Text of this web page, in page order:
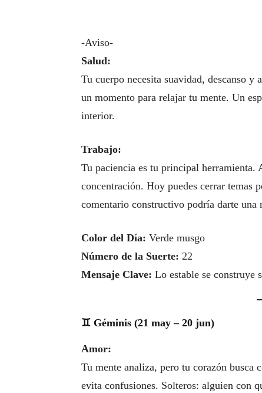
-Aviso-
Salud:
Tu cuerpo necesita suavidad, descanso
un momento para relajar tu mente. Un
interior.
Trabajo:
Tu paciencia es tu principal herramienta.
concentración. Hoy puedes cerrar temas
comentario constructivo podría darte una
Color del Día: Verde musgo
Número de la Suerte: 22
Mensaje Clave: Lo estable se construye
♊ Géminis (21 may – 20 jun)
Amor:
Tu mente analiza, pero tu corazón busca
evita confusiones. Solteros: alguien con